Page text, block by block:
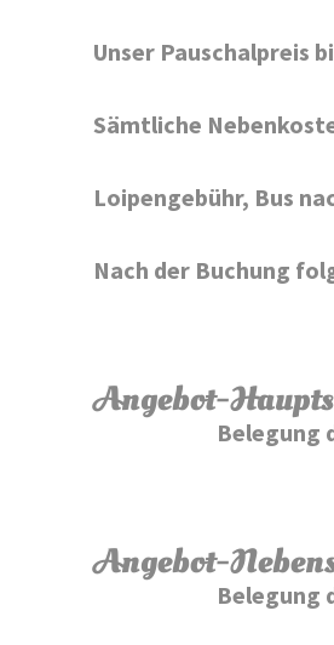
Unser Pauschalpreis
Sämtliche
Loipengebühr, Bus
Nach der Buchung
Angebot-
Belegung
Angebot-
Belegung